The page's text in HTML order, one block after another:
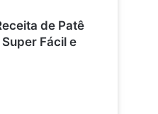
de Patê
Fácil e